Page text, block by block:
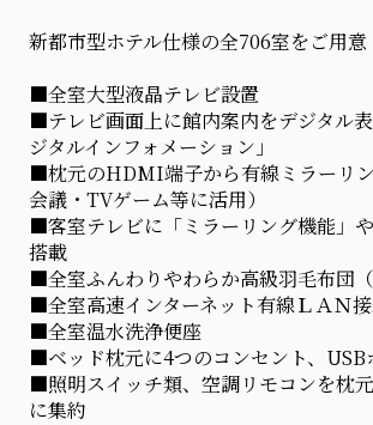
新都市型ホテル仕様の全706室をご用意
■全室大型液晶テレビ設置
■テレビ画面上に館内案内をデジタル
ジタルインフォメーション」
■枕元のHDMI端子から有線ミラーリ
会議・TVゲーム等に活用）
■客室テレビに「ミラーリング機能」
搭載
■全室ふんわりやわらか高級羽毛布団
■全室高速インターネット有線ＬＡＮ
■全室温水洗浄便座
■ベッド枕元に4つのコンセント、USB
■照明スイッチ類、空調リモコンを枕
に集約